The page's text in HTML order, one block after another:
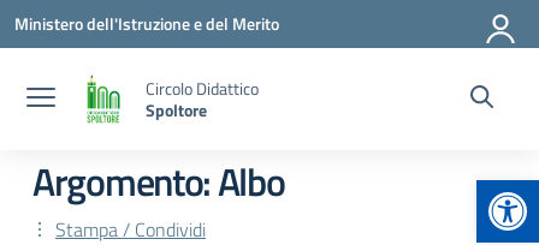
Vai ai contenuti
Vai al menu di navigazione
Vai al footer
Ministero dell'Istruzione e del Merito
Circolo Didattico
Spoltore
Argomento: Albo
Stampa / Condividi